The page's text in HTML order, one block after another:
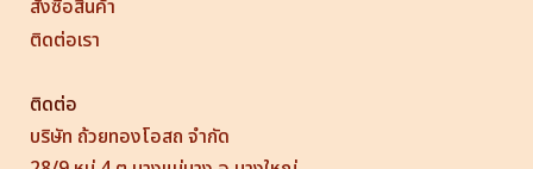
สั่งซื้อสินค้า
ติดต่อเรา
ติดต่อ
บริษัท ถ้วยทองโอสถ จำกัด